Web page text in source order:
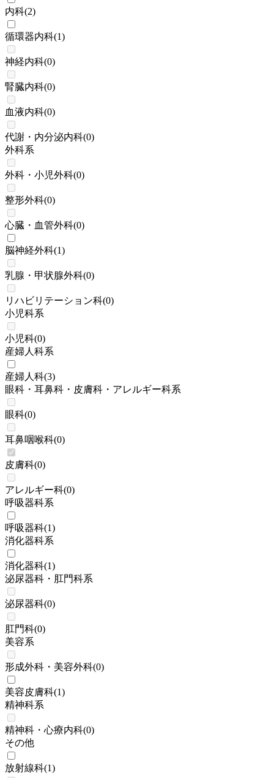
内科(2)
循環器内科(1)
神経内科(0)
腎臓内科(0)
血液内科(0)
代謝・内分泌内科(0)
外科系
外科・小児外科(0)
整形外科(0)
心臓・血管外科(0)
脳神経外科(1)
乳腺・甲状腺外科(0)
リハビリテーション科(0)
小児科系
小児科(0)
産婦人科系
産婦人科(3)
眼科・耳鼻科・皮膚科・アレルギー科系
眼科(0)
耳鼻咽喉科(0)
皮膚科(0)
アレルギー科(0)
呼吸器科系
呼吸器科(1)
消化器科系
消化器科(1)
泌尿器科・肛門科系
泌尿器科(0)
肛門科(0)
美容系
形成外科・美容外科(0)
美容皮膚科(1)
精神科系
精神科・心療内科(0)
その他
放射線科(1)